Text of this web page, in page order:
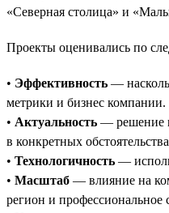
«Северная столица» и
Проекты оценивались по
• Эффективность —
метрики и бизнес компании.
• Актуальность — решение
в конкретных
• Технологичность —
• Масштаб — влияние на
регион и профессиональное